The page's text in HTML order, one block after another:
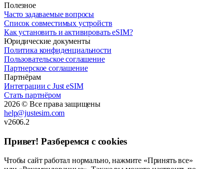
Полезное
Часто задаваемые вопросы
Список совместимых устройств
Как установить и активировать eSIM?
Юридические документы
Политика конфиденциальности
Пользовательское соглашение
Партнерское соглашение
Партнёрам
Интеграции с Just eSIM
Стать партнёром
2026 © Все права защищены
help@justesim.com
v2606.2
Привет! Разберемся с cookies
Чтобы сайт работал нормально, нажмите «Принять все»